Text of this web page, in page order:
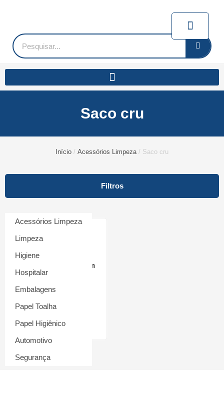
conteúdoPesquisar
Saco cru
Início / Acessórios Limpeza/ Saco cru
Filtros
Acessórios Limpeza
Limpeza
Higiene
Hospitalar
Embalagens
Papel Toalha
Papel Higiênico
Automotivo
Segurança
Saco Cru 60cm x 70cm
Flabom
R$15,90